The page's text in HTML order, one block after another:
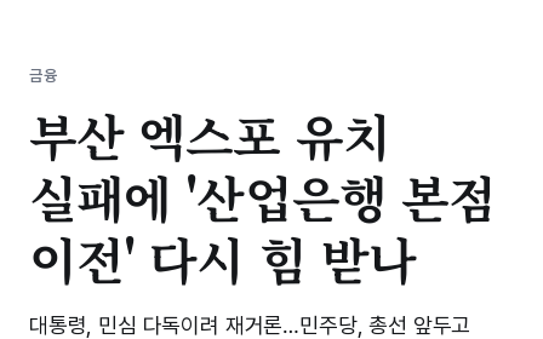
금융
부산 엑스포 유치
실패에 '산업은행 본점
이전' 다시 힘 받나
대통령, 민심 다독이려 재거론…민주당, 총선 앞두고